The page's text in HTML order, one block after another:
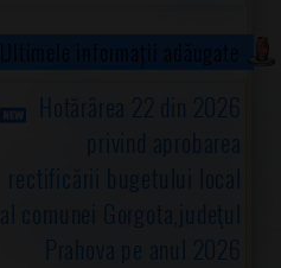
Ultimele informații adăugate
Hotărârea 22 din 2026
privind aprobarea
rectificării bugetului local
al comunei Gorgota,judeţul
Prahova pe anul 2026